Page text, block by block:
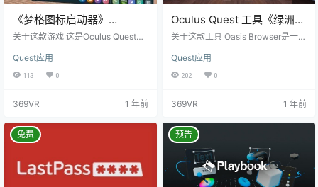
《梦格图标启动器》
DreamGrid
关于这款游戏 这是Oculus Quest的
商店、SideQuest应用程序和游戏。
多功能VR破解游戏安装后显示未知
的，因此您可以安装此图标启动器
直接单击开始，安装后在第一个未
知来源，只需打开即可。 特色： Dr
版，提供以下改进：…
Quest应用
113 0
369VR 1 年前
Oculus Quest 工具《绿洲浏
览器》Oasis Browser
关于这款工具 Oasis Browser是一款
允许您在虚拟空间中放置浏览器，
以获得卓越的浏览体验。您可以通
喜欢的环境，享受丰富的放松体
多个浏览器，您可以在类似多显示
器的环境中高效地工作或学习。 -
内容欣赏：在您的虚拟家庭中设置
自己的影院，大屏幕观看电影，玩
网页游戏，获得最…
Quest应用
202 0
369VR 1 年前
免费 预告